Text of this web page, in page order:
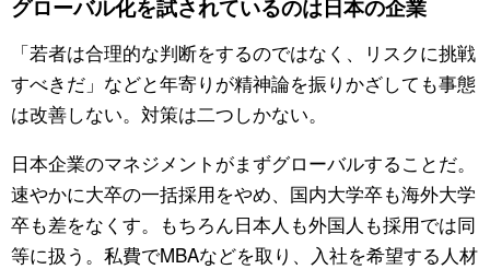
グローバル化を試されているのは日本の企業
「若者は合理的な判断をするのではなく、リスクに挑戦
すべきだ」などと年寄りが精神論を振りかざしても事態
は改善しない。対策は二つしかない。
日本企業のマネジメントがまずグローバルすることだ。
速やかに大卒の一括採用をやめ、国内大学卒も海外大学
卒も差をなくす。もちろん日本人も外国人も採用では同
等に扱う。私費でMBAなどを取り、入社を希望する人材